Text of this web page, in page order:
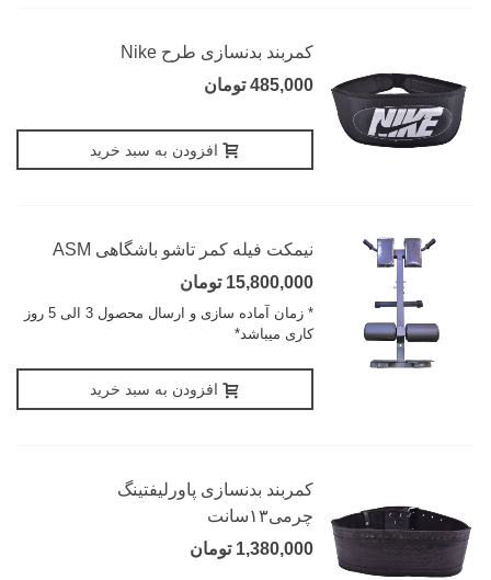
کمربند بدنسازی طرح Nike
485,000 تومان
افزودن به سبد خرید
نیمکت فیله کمر تاشو باشگاهی ASM
15,800,000 تومان
* زمان آماده سازی و ارسال محصول 3 الی 5 روز
کاری میباشد*
افزودن به سبد خرید
کمربند بدنسازی پاورلیفتینگ
چرمی۱۳سانت
1,380,000 تومان